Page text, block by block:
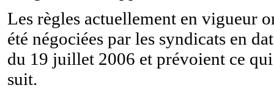
Les règles actuellement en vigueur
été négociées par les syndicats en
du 19 juillet 2006 et prévoient ce qui
suit.